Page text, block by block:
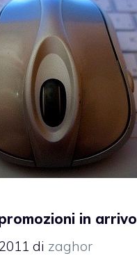
in arrivo
di zaghor